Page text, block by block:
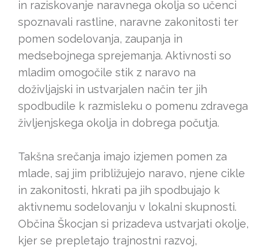
in raziskovanje naravnega okolja so učenci
spoznavali rastline, naravne zakonitosti ter
pomen sodelovanja, zaupanja in
medsebojnega sprejemanja. Aktivnosti so
mladim omogočile stik z naravo na
doživljajski in ustvarjalen način ter jih
spodbudile k razmisleku o pomenu zdravega
življenjskega okolja in dobrega počutja.
Takšna srečanja imajo izjemen pomen za
mlade, saj jim približujejo naravo, njene cikle
in zakonitosti, hkrati pa jih spodbujajo k
aktivnemu sodelovanju v lokalni skupnosti.
Občina Škocjan si prizadeva ustvarjati okolje,
kjer se prepletajo trajnostni razvoj,